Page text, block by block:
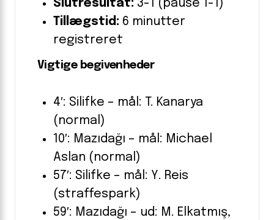
Slutresultat: 3-1 (pause 1-1)
Tillægstid: 6 minutter
registreret
Vigtige begivenheder
4′: Silifke – mål: T. Kanarya
(normal)
10′: Mazıdağı – mål: Michael
Aslan (normal)
57′: Silifke – mål: Y. Reis
(straffespark)
59′: Mazıdağı – ud: M. Elkatmış,